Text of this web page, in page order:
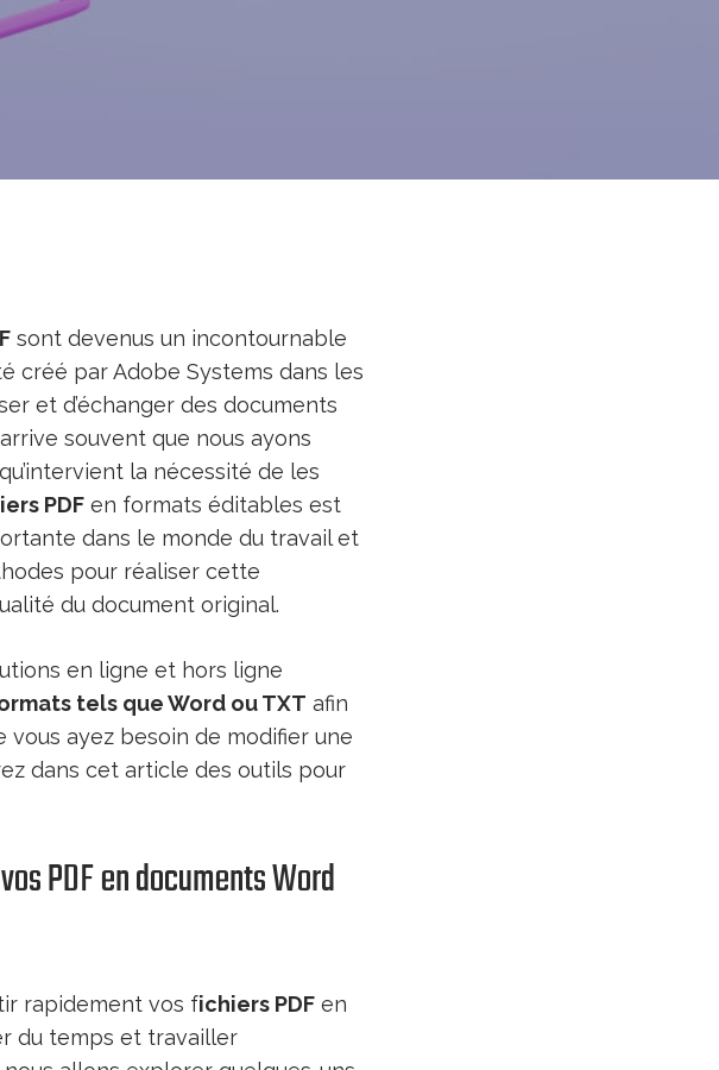
sont devenus un incontournable
créé par Adobe Systems dans les
et d’échanger des documents
souvent que nous ayons
la nécessité de les
PDF en formats éditables est
dans le monde du travail et
pour réaliser cette
du document original.
en ligne et hors ligne
tels que Word ou TXT afin
vous ayez besoin de modifier une
dans cet article des outils pour
PDF en documents Word
rapidement vos fichiers PDF en
du temps et travailler